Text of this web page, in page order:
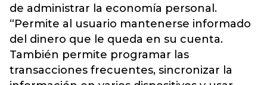
de administrar la economía personal.
“Permite al usuario mantenerse informado
del dinero que le queda en su cuenta.
También permite programar las
transacciones frecuentes, sincronizar la